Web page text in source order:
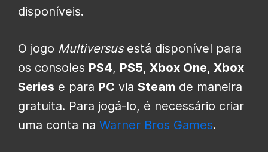
disponíveis.
O jogo Multiversusestá disponível para
os consoles PS4, PS5, Xbox One, Xbox
Series e para PC via Steam de maneira
gratuita. Para jogá-lo, é necessário criar
uma conta na Warner Bros Games.